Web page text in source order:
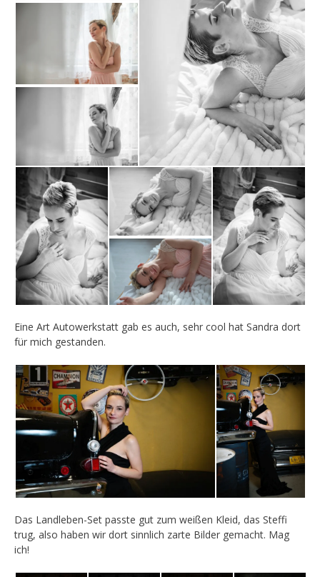
Eine Art Autowerkstatt gab es auch, sehr cool hat Sandra dort
für mich gestanden.
Das Landleben-Set passte gut zum weißen Kleid, das Steffi
trug, also haben wir dort sinnlich zarte Bilder gemacht. Mag
ich!